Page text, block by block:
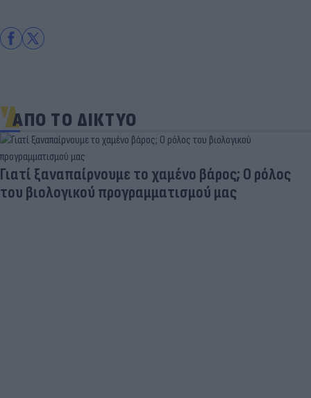
ΑΠΟ ΤΟ ΔΙΚΤΥΟ
Γιατί ξαναπαίρνουμε το χαμένο βάρος; Ο ρόλος
του βιολογικού προγραμματισμού μας